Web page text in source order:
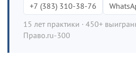
+7 (383) 310-38-76
15 лет практики · 450+
Право.ru-300